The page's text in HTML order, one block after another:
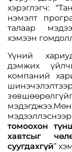
хэрэглэгч:
нэмэлт
талаар
хэмээн
Үүний
дэмжих
компаний
томоохон
хавтсыг
суугдахгүй”